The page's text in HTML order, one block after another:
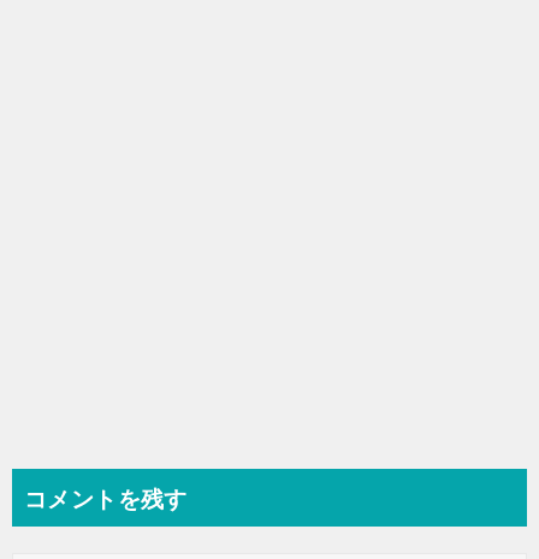
コメントを残す